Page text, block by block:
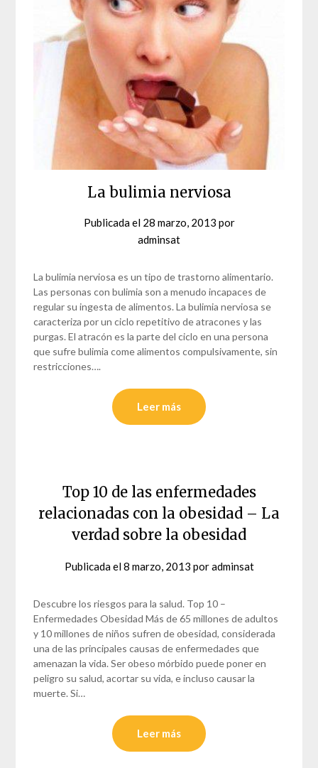
La bulimia nerviosa
Publicada el 28 marzo, 2013 por
adminsat
La bulimia nerviosa es un tipo de trastorno alimentario.
Las personas con bulimia son a menudo incapaces de
regular su ingesta de alimentos. La bulimia nerviosa se
caracteriza por un ciclo repetitivo de atracones y las
purgas. El atracón es la parte del ciclo en una persona
que sufre bulimia come alimentos compulsivamente, sin
restricciones….
Leer más
Top 10 de las enfermedades
relacionadas con la obesidad – La
verdad sobre la obesidad
Publicada el8 marzo, 2013 poradminsat
Descubre los riesgos para la salud. Top 10 –
Enfermedades Obesidad Más de 65 millones de adultos
y 10 millones de niños sufren de obesidad, considerada
una de las principales causas de enfermedades que
amenazan la vida. Ser obeso mórbido puede poner en
peligro su salud, acortar su vida, e incluso causar la
muerte. Si…
Leer más